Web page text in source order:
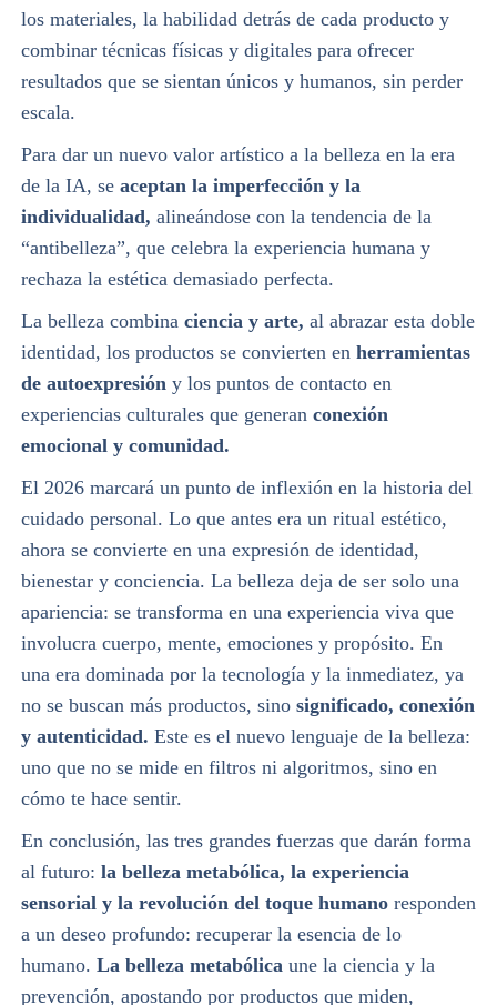
los materiales, la habilidad detrás de cada producto y
combinar técnicas físicas y digitales para ofrecer
resultados que se sientan únicos y humanos, sin perder
escala.
Para dar un nuevo valor artístico a la belleza en la era
de la IA, se aceptan la imperfección y la
individualidad, alineándose con la tendencia de la
“antibelleza”, que celebra la experiencia humana y
rechaza la estética demasiado perfecta.
La belleza combina ciencia y arte, al abrazar esta doble
identidad, los productos se convierten en herramientas
de autoexpresión y los puntos de contacto en
experiencias culturales que generan conexión
emocional y comunidad.
El 2026 marcará un punto de inflexión en la historia del
cuidado personal. Lo que antes era un ritual estético,
ahora se convierte en una expresión de identidad,
bienestar y conciencia. La belleza deja de ser solo una
apariencia: se transforma en una experiencia viva que
involucra cuerpo, mente, emociones y propósito. En
una era dominada por la tecnología y la inmediatez, ya
no se buscan más productos, sino significado, conexión
y autenticidad. Este es el nuevo lenguaje de la belleza:
uno que no se mide en filtros ni algoritmos, sino en
cómo te hace sentir.
En conclusión, las tres grandes fuerzas que darán forma
al futuro: la belleza metabólica, la experiencia
sensorial y la revolución del toque humano responden
a un deseo profundo: recuperar la esencia de lo
humano. La belleza metabólica une la ciencia y la
prevención, apostando por productos que miden,